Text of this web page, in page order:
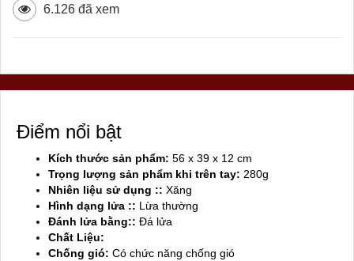
6.126 đã xem
Điểm nổi bật
Kích thước sản phẩm: 56 x 39 x 12 cm
Trọng lượng sản phẩm khi trên tay: 280g
Nhiên liệu sử dụng :: Xăng
Hình dạng lửa :: Lừa thường
Đánh lửa bằng:: Đá lửa
Chất Liệu:
Chống gió: Có chức năng chống gió